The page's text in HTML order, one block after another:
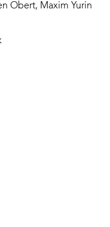
Obert, Maxim Yurin